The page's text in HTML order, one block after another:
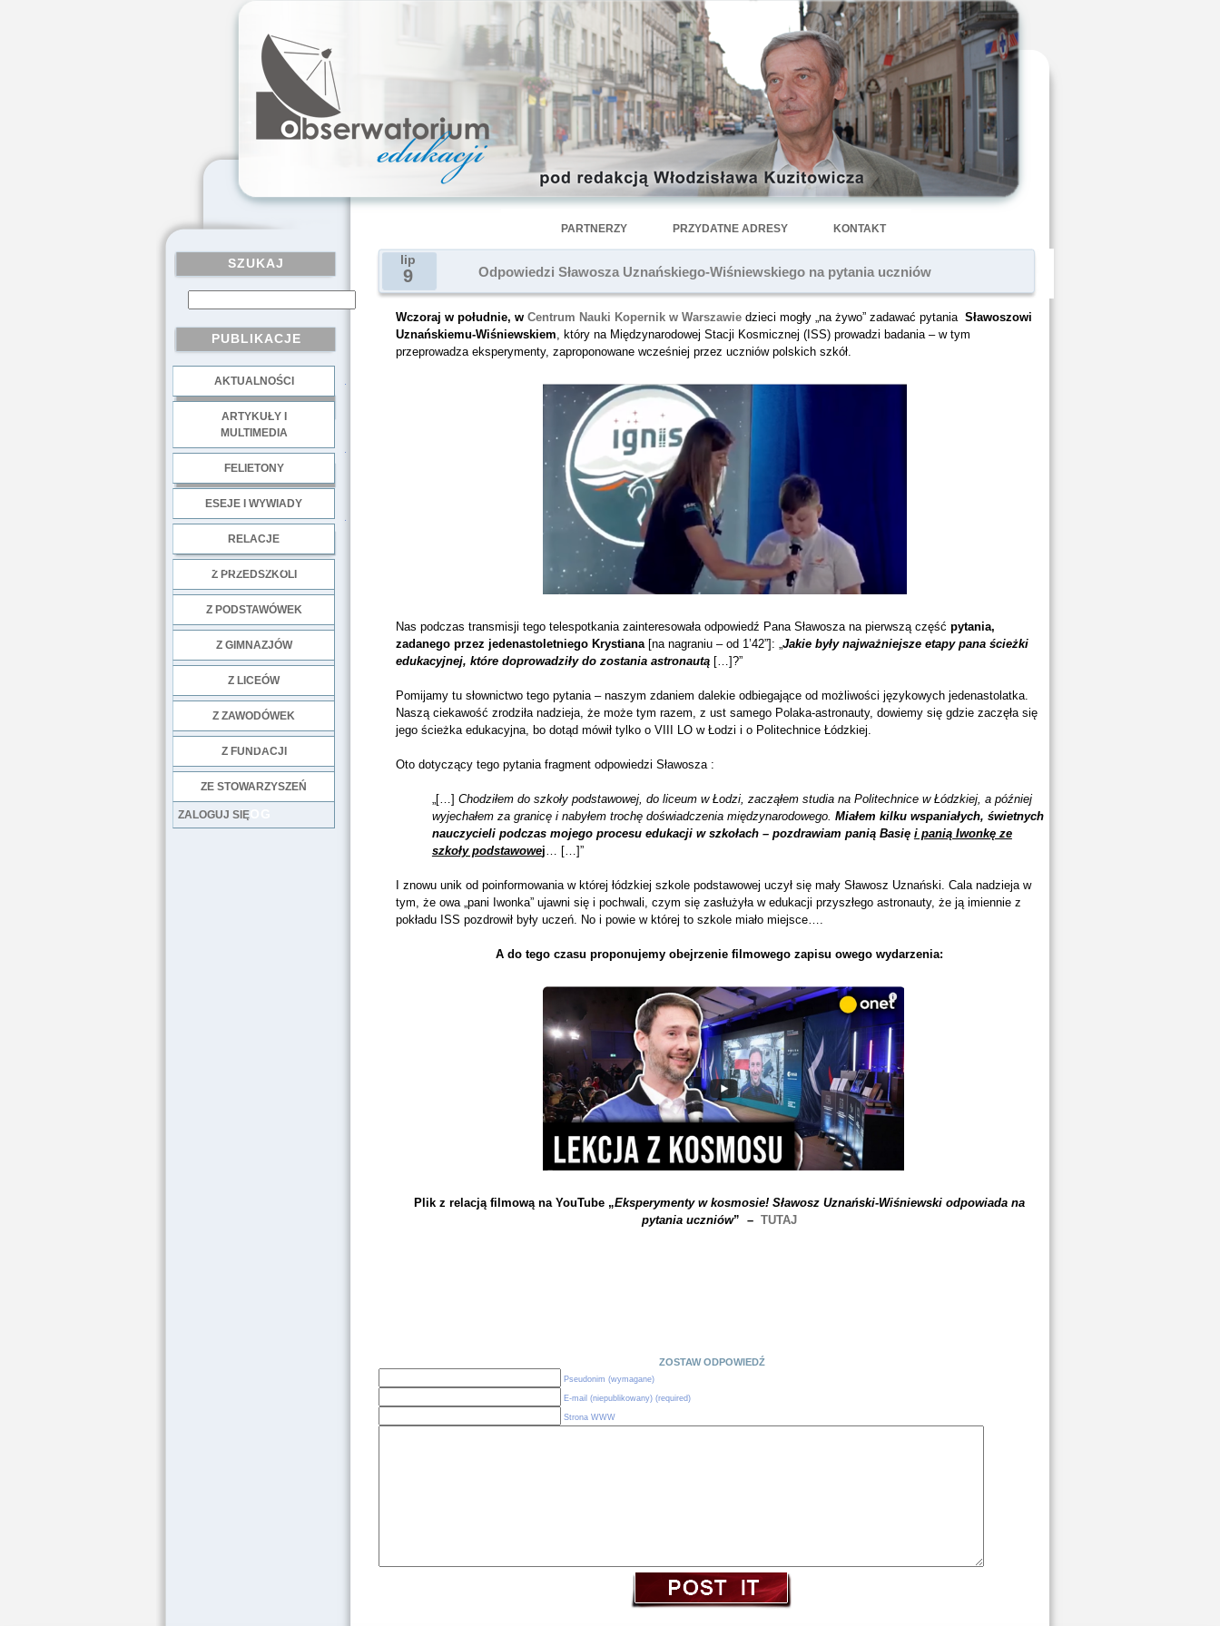
PARTNERZY PRZYDATNE ADRESY KONTAKT
SZUKAJ
PUBLIKACJE
AKTUALNOŚCI
ARTYKUŁY I
MULTIMEDIA
FELIETONY
ESEJE I WYWIADY
RELACJE
Z PRZEDSZKOLI
Z PODSTAWÓWEK
Z GIMNAZJÓW
Z LICEÓW
Z ZAWODÓWEK
Z FUNDACJI
ZE STOWARZYSZEŃ
LOG
ZALOGUJ SIĘ
lip
9 Odpowiedzi Sławosza Uznańskiego-Wiśniewskiego na pytania uczniów
Wczoraj w południe, w Centrum Nauki Kopernik w Warszawiedzieci mogły „na żywo” zadawać pytania Sławoszowi
Uznańskiemu-Wiśniewskiem, który na Międzynarodowej Stacji Kosmicznej (ISS) prowadzi badania – w tym
przeprowadza eksperymenty, zaproponowane wcześniej przez uczniów polskich szkół.
Nas podczas transmisji tego telespotkania zainteresowała odpowiedź Pana Sławosza na pierwszą część pytania,
zadanego przez jedenastoletniego Krystiana[na nagraniu – od 1’42”]: „Jakie były najważniejsze etapy pana ścieżki
edukacyjnej, które doprowadziły do zostania astronautą[…]?”
Pomijamy tu słownictwo tego pytania – naszym zdaniem dalekie odbiegające od możliwości językowych jedenastolatka.
Naszą ciekawość zrodziła nadzieja, że może tym razem, z ust samego Polaka-astronauty, dowiemy się gdzie zaczęła się
jego ścieżka edukacyjna, bo dotąd mówił tylko o VIII LO w Łodzi i o Politechnice Łódzkiej.
Oto dotyczący tego pytania fragment odpowiedzi Sławosza :
„[…] Chodziłem do szkoły podstawowej, do liceum w Łodzi, zacząłem studia na Politechnice w Łódzkiej, a później
wyjechałem za granicę i nabyłem trochę doświadczenia międzynarodowego. Miałem kilku wspaniałych, świetnych
nauczycieli podczas mojego procesu edukacji w szkołach – pozdrawiam panią Basię i panią Iwonkę ze
szkoły podstawowej… […]”
I znowu unik od poinformowania w której łódzkiej szkole podstawowej uczył się mały Sławosz Uznański. Cala nadzieja w
tym, że owa „pani Iwonka” ujawni się i pochwali, czym się zasłużyła w edukacji przyszłego astronauty, że ją imiennie z
pokładu ISS pozdrowił były uczeń. No i powie w której to szkole miało miejsce….
A do tego czasu proponujemy obejrzenie filmowego zapisu owego wydarzenia:
Plik z relacją filmową na YouTube „Eksperymenty w kosmosie! Sławosz Uznański-Wiśniewski odpowiada na
pytania uczniów” –TUTAJ
ZOSTAW ODPOWIEDŹ
Pseudonim (wymagane)
E-mail (niepublikowany) (required)
Strona WWW